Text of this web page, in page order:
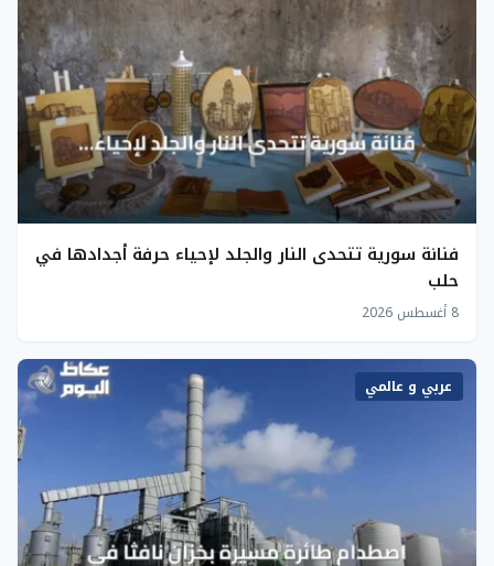
فنانة سورية تتحدى النار والجلد لإحياء حرفة أجدادها في
حلب
8 أغسطس 2026
عربي و عالمي